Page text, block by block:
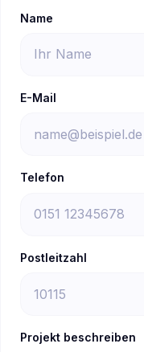
Name
E-Mail
Telefon
Postleitzahl
Projekt beschreiben